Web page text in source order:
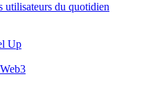
utilisateurs du quotidien
Up